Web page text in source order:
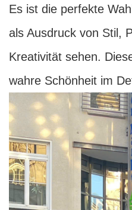
Es ist die perfekte
als Ausdruck von Stil,
Kreativität sehen.
wahre Schönheit im